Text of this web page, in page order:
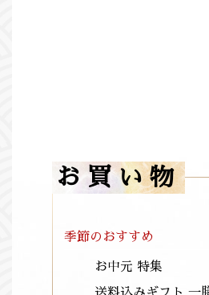
お買い物
季節のおすすめ
お中元 特集